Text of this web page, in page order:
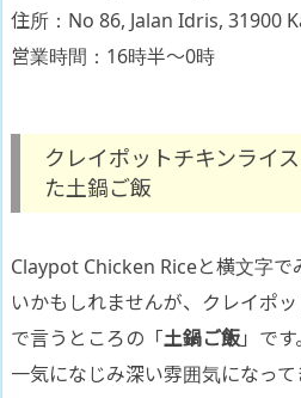
住所：No 86, Jalan Idris, 31900
営業時間：16時半〜0時
クレイポットチキンライ
た土鍋ご飯
Claypot Chicken Riceと横文字で
いかもしれませんが、クレイポ
で言うところの「土鍋ご飯」です。
一気になじみ深い雰囲気になっ